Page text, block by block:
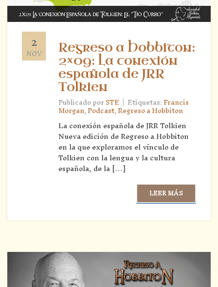
2
NOV
Regreso a Hobbiton:
2×09: La conexión
española de JRR
Tolkien
Publicado porSTE | Etiquetas:Francis
Morgan,Podcast,Regreso a Hobbiton
La conexión española de JRR Tolkien
Nueva edición de Regreso a Hobbiton
en la que exploramos el vínculo de
Tolkien con la lengua y la cultura
española, de la […]
LEER MÁS